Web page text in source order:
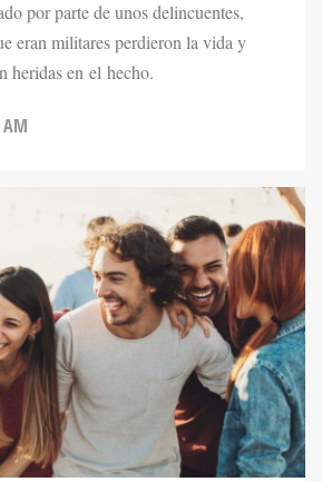
por parte de unos delincuentes,
eran militares perdieron la vida y
heridas en el hecho.
AM